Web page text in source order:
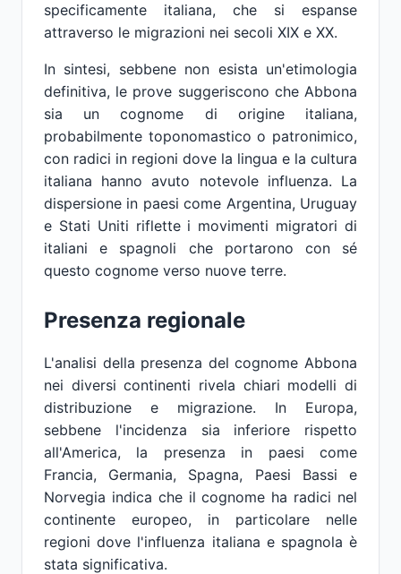
specificamente italiana, che si espanse
attraverso le migrazioni nei secoli XIX e XX.
In sintesi, sebbene non esista un'etimologia
definitiva, le prove suggeriscono che Abbona
sia un cognome di origine italiana,
probabilmente toponomastico o patronimico,
con radici in regioni dove la lingua e la cultura
italiana hanno avuto notevole influenza. La
dispersione in paesi come Argentina, Uruguay
e Stati Uniti riflette i movimenti migratori di
italiani e spagnoli che portarono con sé
questo cognome verso nuove terre.
Presenza regionale
L'analisi della presenza del cognome Abbona
nei diversi continenti rivela chiari modelli di
distribuzione e migrazione. In Europa,
sebbene l'incidenza sia inferiore rispetto
all'America, la presenza in paesi come
Francia, Germania, Spagna, Paesi Bassi e
Norvegia indica che il cognome ha radici nel
continente europeo, in particolare nelle
regioni dove l'influenza italiana e spagnola è
stata significativa.